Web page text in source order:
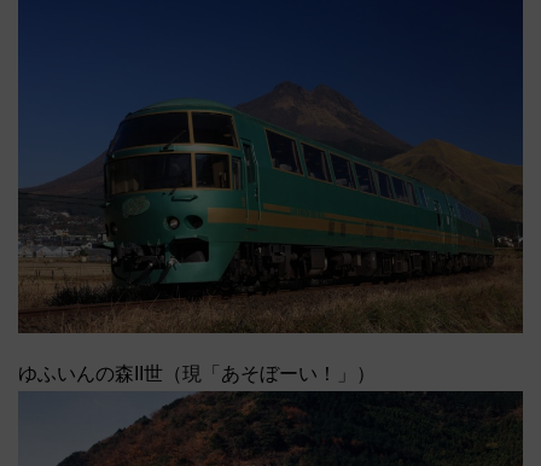
ゆふいんの森II世（現「あそぼーい！」）